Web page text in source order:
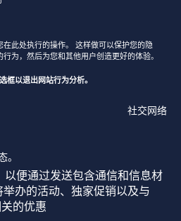
此处执行的操作。 这样做可以保护您的隐
为，然后为您和其他用户创造更好的体验。
框以退出网站行为分析。
社交网络
。
以便通过发送包含通信和信息材
办的活动、独家促销以及与
的优惠